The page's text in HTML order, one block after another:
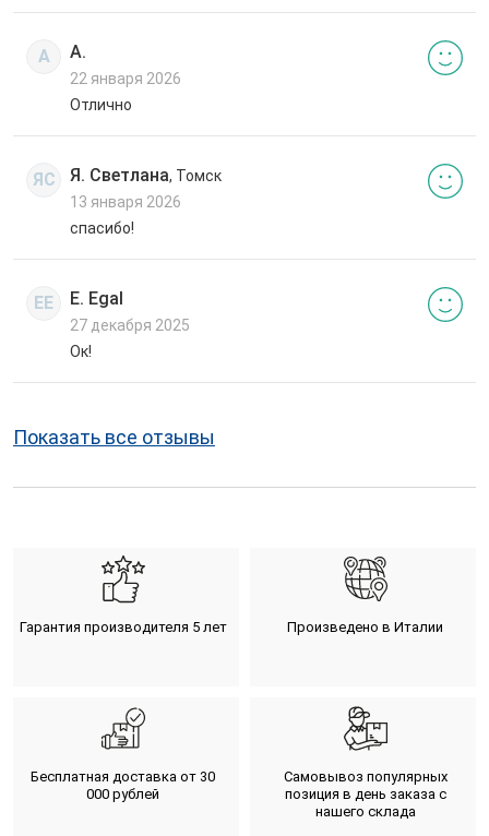
А А.
22 января 2026
Отлично
ЯС Я. Светлана, Томск
13 января 2026
спасибо!
EE E. Egal
27 декабря 2025
Ок!
Показать все отзывы
Гарантия производителя 5 лет Произведено в Италии
Бесплатная доставка от 30
000 рублей
Самовывоз популярных
позиция в день заказа с
нашего склада